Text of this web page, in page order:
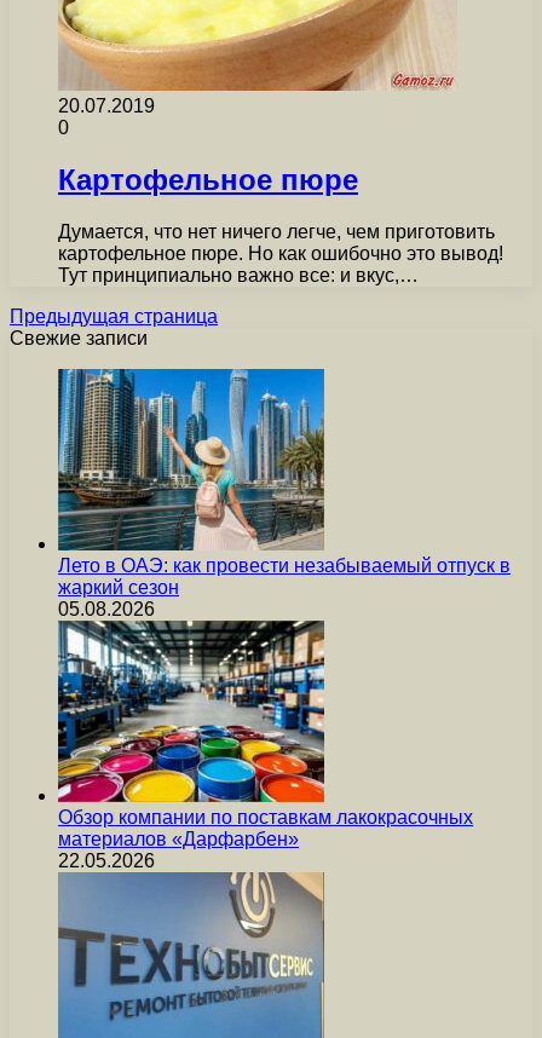
20.07.2019
0
Картофельное пюре
Думается, что нет ничего легче, чем приготовить
картофельное пюре. Но как ошибочно это вывод!
Тут принципиально важно все: и вкус,…
Предыдущая страница
Свежие записи
Лето в ОАЭ: как провести незабываемый отпуск в
жаркий сезон
05.08.2026
Обзор компании по поставкам лакокрасочных
материалов «Дарфарбен»
22.05.2026